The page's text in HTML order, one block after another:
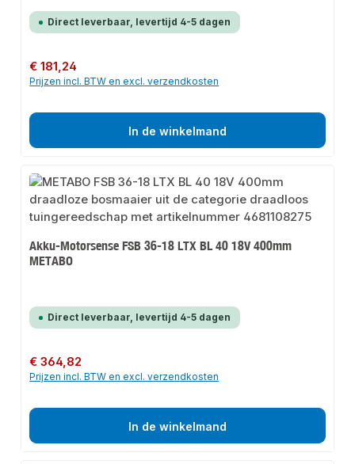
Direct leverbaar, levertijd 4-5 dagen
Normale prijs:
€ 181,24
Prijzen incl. BTW en excl. verzendkosten
In de winkelmand
Akku-Motorsense FSB 36-18 LTX BL 40 18V 400mm
METABO
Direct leverbaar, levertijd 4-5 dagen
Normale prijs:
€ 364,82
Prijzen incl. BTW en excl. verzendkosten
In de winkelmand